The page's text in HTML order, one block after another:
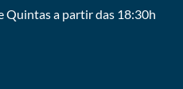
Quintas a partir das 18:30h